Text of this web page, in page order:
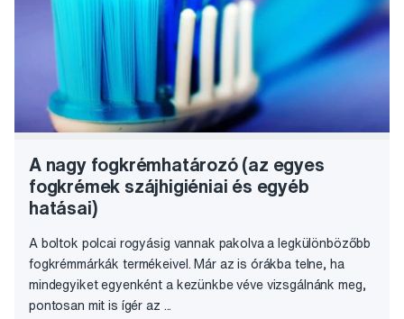
A nagy fogkrémhatározó (az egyes
fogkrémek szájhigiéniai és egyéb
hatásai)
A boltok polcai rogyásig vannak pakolva a legkülönbözőbb
fogkrémmárkák termékeivel. Már az is órákba telne, ha
mindegyiket egyenként a kezünkbe véve vizsgálnánk meg,
pontosan mit is ígér az ...